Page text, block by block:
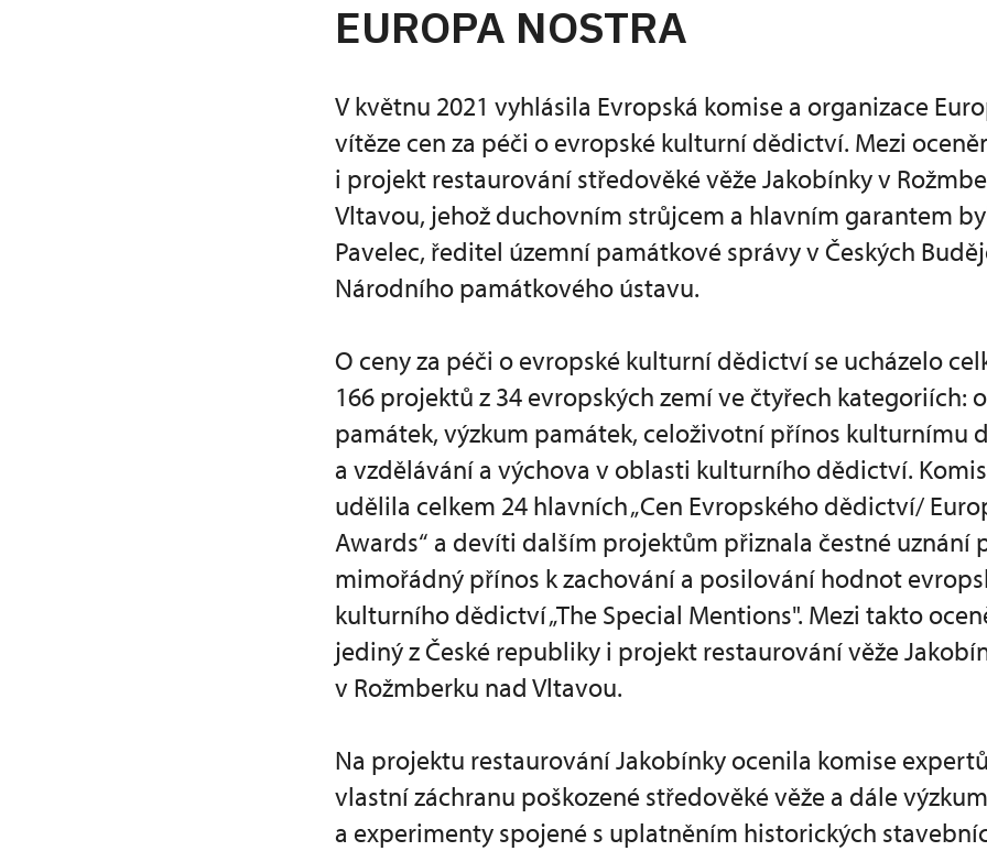
EUROPA NOSTRA
V květnu 2021 vyhlásila Evropská komise a organizace
vítěze cen za péči o evropské kulturní dědictví. Mezi
i projekt restaurování středověké věže Jakobínky v
Vltavou, jehož duchovním strůjcem a hlavním garantem
Pavelec, ředitel územní památkové správy v Českých
Národního památkového ústavu.
O ceny za péči o evropské kulturní dědictví se ucházelo
166 projektů z 34 evropských zemí ve čtyřech kategoriích:
památek, výzkum památek, celoživotní přínos kulturnímu
a vzdělávání a výchova v oblasti kulturního dědictví.
udělila celkem 24 hlavních „Cen Evropského dědictví/
Awards“ a devíti dalším projektům přiznala čestné uznání
mimořádný přínos k zachování a posilování hodnot
kulturního dědictví „The Special Mentions". Mezi takto
jediný z České republiky i projekt restaurování věže
v Rožmberku nad Vltavou.
Na projektu restaurování Jakobínky ocenila komise
vlastní záchranu poškozené středověké věže a dále výzkum
a experimenty spojené s uplatněním historických